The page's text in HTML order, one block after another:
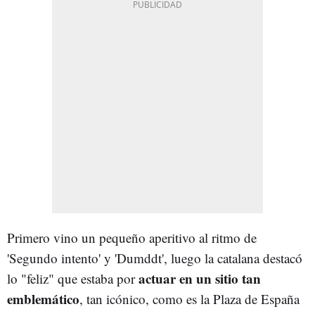
Primero vino un pequeño aperitivo al ritmo de
'Segundo intento' y 'Dumddt', luego la catalana destacó
lo "feliz" que estaba poractuar en un sitio tan
emblemático, tan icónico, como es la Plaza de España